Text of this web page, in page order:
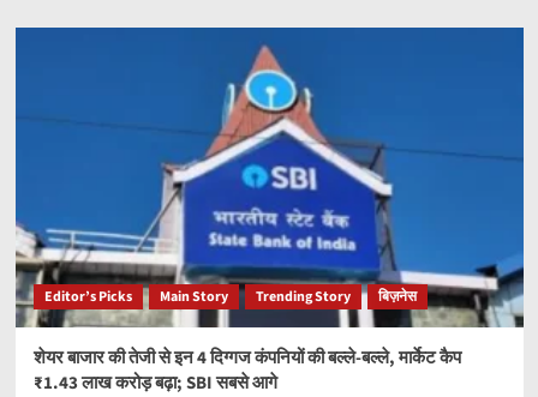
Editor’s Picks Main Story Trending Story बिज़नेस
शेयर बाजार की तेजी से इन 4 दिग्गज कंपनियों की बल्ले-बल्ले, मार्केट कैप
₹1.43 लाख करोड़ बढ़ा; SBI सबसे आगे